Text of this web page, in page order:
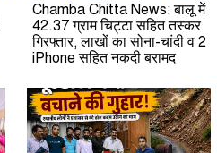
Chamba Chitta News: बालू में
42.37 ग्राम चिट्टा सहित तस्कर
गिरफ्तार, लाखों का सोना-चांदी व 2
iPhone सहित नकदी बरामद